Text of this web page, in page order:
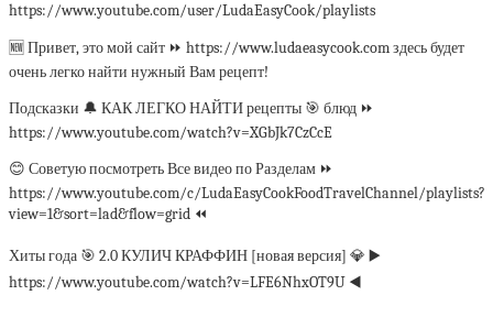
https://www.youtube.com/user/LudaEasyCook/playlists
🆕 Привет, это мой сайт ⏩ https://www.ludaeasycook.com здесь будет
очень легко найти нужный Вам рецепт!
Подсказки 🔔 КАК ЛЕГКО НАЙТИ рецепты 🎯 блюд ⏩
https://www.youtube.com/watch?v=XGbJk7CzCcE
😊 Советую посмотреть Все видео по Разделам ⏩
https://www.youtube.com/c/LudaEasyCookFoodTravelChannel/playlists?
view=1&sort=lad&flow=grid ⏪
Хиты года 🎯 2.0 КУЛИЧ КРАФФИН [новая версия] 💎 ▶️
https://www.youtube.com/watch?v=LFE6NhxOT9U ◀️